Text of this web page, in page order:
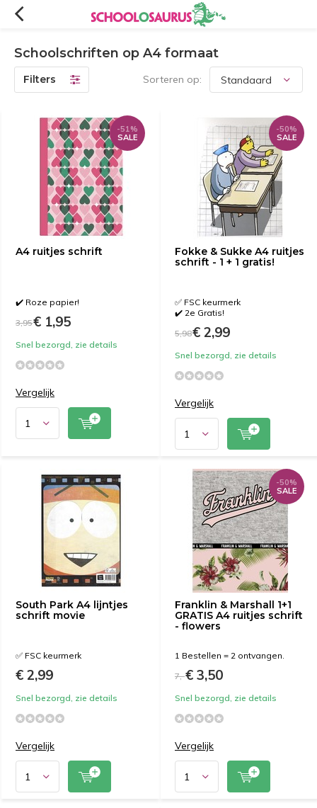
Schoolschriften op A4 formaat
Filters Sorteren op:
A4 ruitjes schrift
-51%
SALE
✔️ Roze papier!
3,95€ 1,95
Snel bezorgd, zie details
Vergelijk
Fokke & Sukke A4 ruitjes
schrift - 1 + 1 gratis!
-50%
SALE
✅ FSC keurmerk
✔️ 2e Gratis!
5,98€ 2,99
Snel bezorgd, zie details
Vergelijk
South Park A4 lijntjes
schrift movie
✅ FSC keurmerk
€ 2,99
Snel bezorgd, zie details
Vergelijk
Franklin & Marshall 1+1
GRATIS A4 ruitjes schrift
- flowers
-50%
SALE
1 Bestellen = 2 ontvangen.
7,-€ 3,50
Snel bezorgd, zie details
Vergelijk